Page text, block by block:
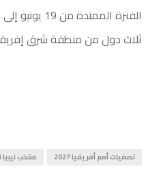
ثلاث دول من منطقة شرق
تصفيات أمم أفريقيا 2027 منتخب